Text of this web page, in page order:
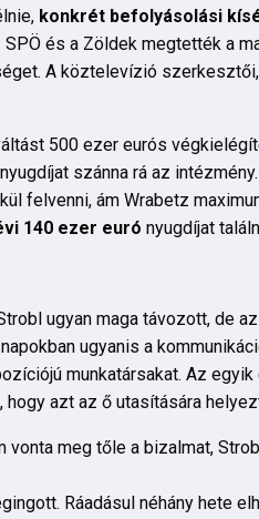
konkrét befolyásolási
és a Zöldek megtették a
A köztelevízió
500 ezer eurós
szánna rá az
felvenni, ám Wrabetz
140 ezer euró nyugdíjat
ugyan maga távozott, de
ugyanis a
munkatársakat. Az
azt az ő utasítására
vonta meg tőle a bizalmat,
Ráadásul néhány hete